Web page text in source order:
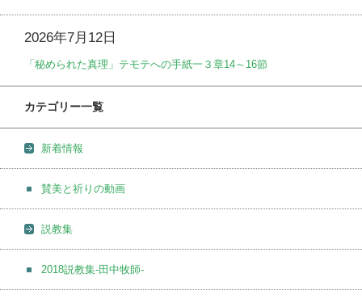
2026年7月12日
「秘められた真理」テモテへの手紙一３章14～16節
カテゴリー一覧
新着情報
賛美と祈りの動画
説教集
2018説教集-田中牧師-